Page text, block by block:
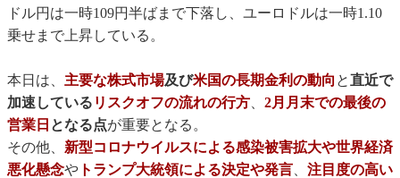
ドル円は一時109円半ばまで下落し、ユーロドルは一時1.10
乗せまで上昇している。
本日は、 主要な株式市場及び米国の長期金利の動向 と直近で
加速している リスクオフの流れの行方、 2月月末での最後の
営業日 となる点が重要となる。
その他、 新型コロナウイルスによる感染被害拡大や世界経済
悪化懸念や トランプ大統領による決定や発言、 注目度の高い